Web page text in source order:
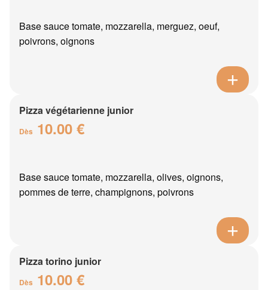
Base sauce tomate, mozzarella, merguez, oeuf,
poivrons, oignons
Pizza végétarienne junior
Dès 10.00 €
Base sauce tomate, mozzarella, olives, oignons,
pommes de terre, champignons, poivrons
Pizza torino junior
Dès 10.00 €